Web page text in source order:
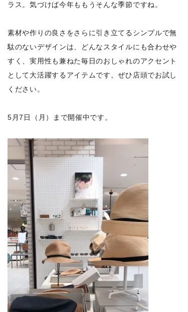
ラス。気づけば今年ももうそんな季節ですね。
素材や作りの良さをさらに引き立てるシンプルで無
駄のないデザインは、どんなスタイルにも合わせや
すく、実用性も兼ねた毎日のおしゃれのアクセント
として大活躍するアイテムです。ぜひ店頭でお試し
ください。
5月7日（月）まで開催中です。